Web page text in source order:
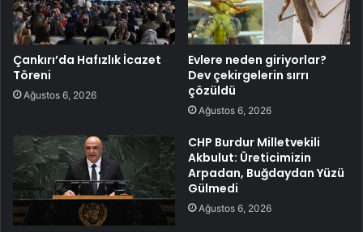
Çankırı’da Hafızlık İcazet
Töreni
Ağustos 6, 2026
Evlere neden giriyorlar?
Dev çekirgelerin sırrı
çözüldü
Ağustos 6, 2026
CHP Burdur Milletvekili
Akbulut: Üreticimizin
Arpadan, Buğdaydan Yüzü
Gülmedi
Ağustos 6, 2026